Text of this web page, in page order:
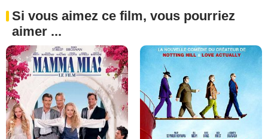
Si vous aimez ce film, vous pourriez
aimer ...